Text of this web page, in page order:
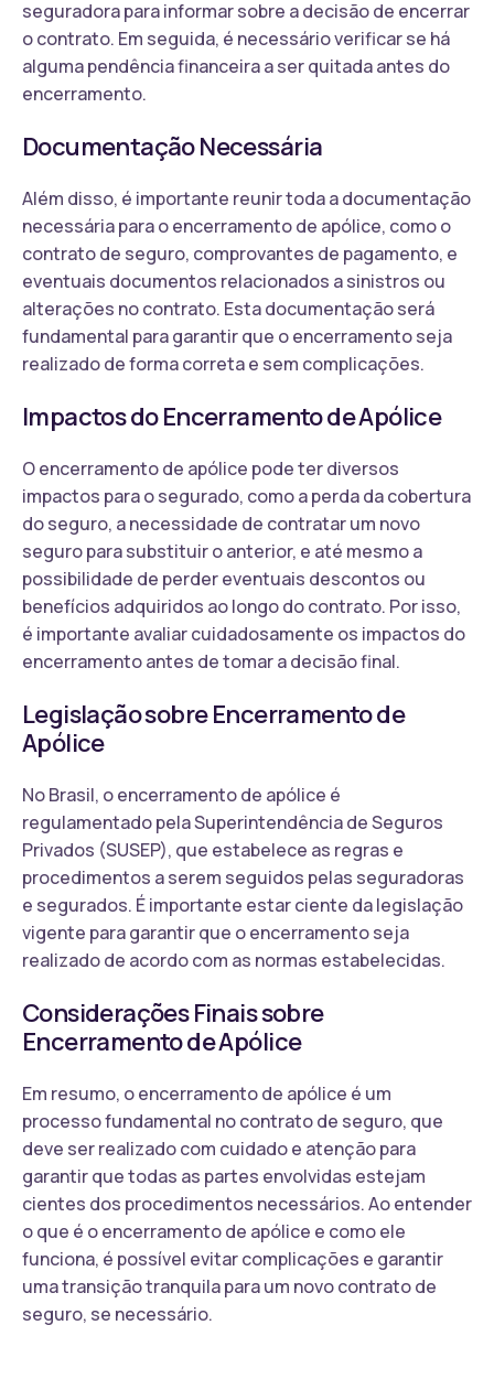
seguradora para informar sobre a decisão de encerrar
o contrato. Em seguida, é necessário verificar se há
alguma pendência financeira a ser quitada antes do
encerramento.
Documentação Necessária
Além disso, é importante reunir toda a documentação
necessária para o encerramento de apólice, como o
contrato de seguro, comprovantes de pagamento, e
eventuais documentos relacionados a sinistros ou
alterações no contrato. Esta documentação será
fundamental para garantir que o encerramento seja
realizado de forma correta e sem complicações.
Impactos do Encerramento de Apólice
O encerramento de apólice pode ter diversos
impactos para o segurado, como a perda da cobertura
do seguro, a necessidade de contratar um novo
seguro para substituir o anterior, e até mesmo a
possibilidade de perder eventuais descontos ou
benefícios adquiridos ao longo do contrato. Por isso,
é importante avaliar cuidadosamente os impactos do
encerramento antes de tomar a decisão final.
Legislação sobre Encerramento de
Apólice
No Brasil, o encerramento de apólice é
regulamentado pela Superintendência de Seguros
Privados (SUSEP), que estabelece as regras e
procedimentos a serem seguidos pelas seguradoras
e segurados. É importante estar ciente da legislação
vigente para garantir que o encerramento seja
realizado de acordo com as normas estabelecidas.
Considerações Finais sobre
Encerramento de Apólice
Em resumo, o encerramento de apólice é um
processo fundamental no contrato de seguro, que
deve ser realizado com cuidado e atenção para
garantir que todas as partes envolvidas estejam
cientes dos procedimentos necessários. Ao entender
o que é o encerramento de apólice e como ele
funciona, é possível evitar complicações e garantir
uma transição tranquila para um novo contrato de
seguro, se necessário.